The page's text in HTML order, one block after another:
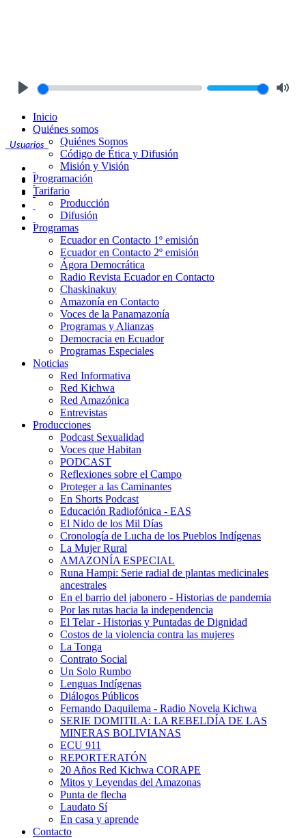
Usuarios
Inicio
Quiénes somos
Quiénes Somos
Código de Ética y Difusión
Misión y Visión
Programación
Tarifario
Producción
Difusión
Programas
Ecuador en Contacto 1º emisión
Ecuador en Contacto 2º emisión
Ágora Democrática
Radio Revista Ecuador en Contacto
Chaskinakuy
Amazonía en Contacto
Voces de la Panamazonía
Programas y Alianzas
Democracia en Ecuador
Programas Especiales
Noticias
Red Informativa
Red Kichwa
Red Amazónica
Entrevistas
Producciones
Podcast Sexualidad
Voces que Habitan
PODCAST
Reflexiones sobre el Campo
Proteger a las Caminantes
En Shorts Podcast
Educación Radiofónica - EAS
El Nido de los Mil Días
Cronología de Lucha de los Pueblos Indígenas
La Mujer Rural
AMAZONÍA ESPECIAL
Runa Hampi: Serie radial de plantas medicinales
ancestrales
En el barrio del jabonero - Historias de pandemia
Por las rutas hacia la independencia
El Telar - Historias y Puntadas de Dignidad
Costos de la violencia contra las mujeres
La Tonga
Contrato Social
Un Solo Rumbo
Lenguas Indígenas
Diálogos Públicos
Fernando Daquilema - Radio Novela Kichwa
SERIE DOMITILA: LA REBELDÍA DE LAS
MINERAS BOLIVIANAS
ECU 911
REPORTERATÓN
20 Años Red Kichwa CORAPE
Mitos y Leyendas del Amazonas
Punta de flecha
Laudato Sí
En casa y aprende
Contacto